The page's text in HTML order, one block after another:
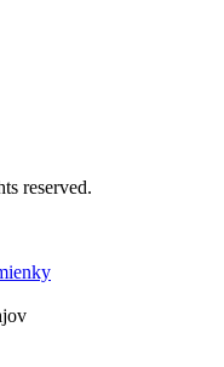
reserved.